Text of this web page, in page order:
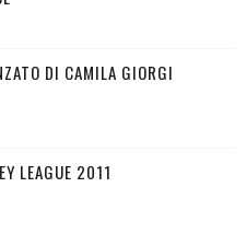
DI CAMILA GIORGI
LEAGUE 2011